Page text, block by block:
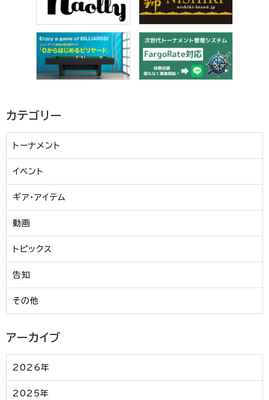
カテゴリー
トーナメント
イベント
ギア・アイテム
動画
トピックス
告知
その他
アーカイブ
2026年
2025年